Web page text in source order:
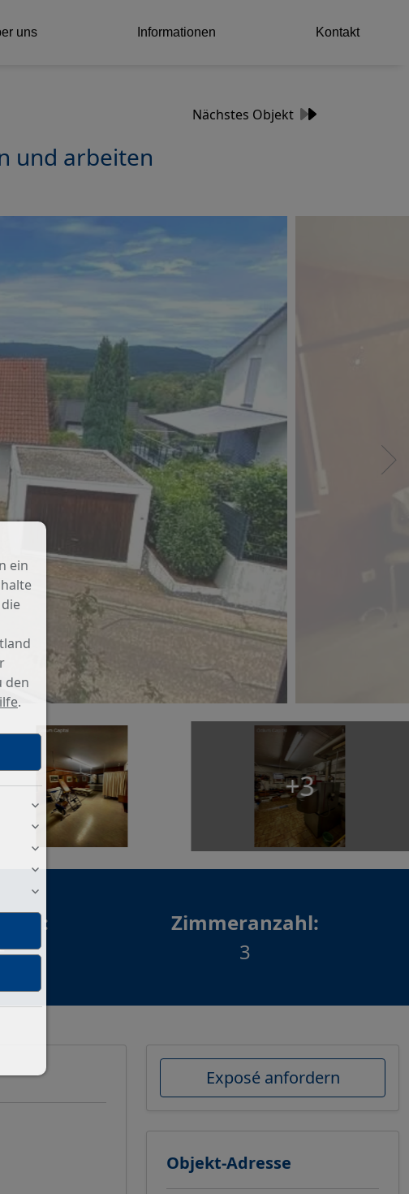
uns Informationen Kontakt
Nächstes Objekt
und arbeiten
+3
ca.:
Zimmeranzahl:
3
Exposé anfordern
Objekt-Adresse
ein
den
.
Consent Manager
Um fortfahren zu können,müssen Sie eine
Auswahl treffen. Nachfolgend erhalten Sie
Erläuterung der verschiedenen Optionen und
Bedeutung.
Jedes Cookie wie z.B. Tracking- und Analytische-
sowie Drittanbieter-Inhalte.
Auswahl erlauben:
Es werden nur Drittanbieter-Inhalte oder die
Arten zugelassen die Sie in den Checkboxen
haben.
zugelassen und keine Drittanbieter-Inhalte.